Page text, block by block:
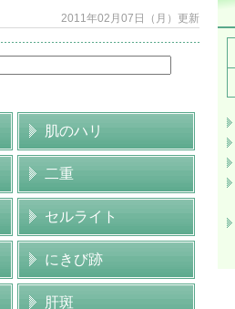
2011年02月07日（月）更新
肌のハリ
二重
セルライト
にきび跡
肝斑